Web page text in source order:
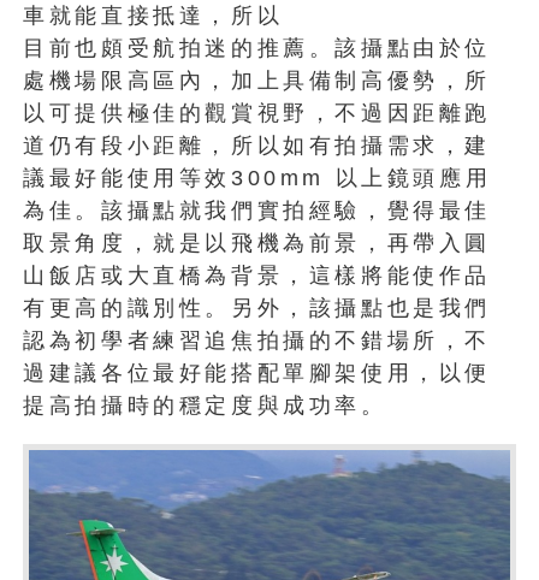
車就能直接抵達，所以
目前也頗受航拍迷的推薦。該攝點由於位
處機場限高區內，加上具備制高優勢，所
以可提供極佳的觀賞視野，不過因距離跑
道仍有段小距離，所以如有拍攝需求，建
議最好能使用等效300mm 以上鏡頭應用
為佳。該攝點就我們實拍經驗，覺得最佳
取景角度，就是以飛機為前景，再帶入圓
山飯店或大直橋為背景，這樣將能使作品
有更高的識別性。另外，該攝點也是我們
認為初學者練習追焦拍攝的不錯場所，不
過建議各位最好能搭配單腳架使用，以便
提高拍攝時的穩定度與成功率。